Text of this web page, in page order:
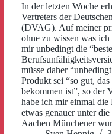
In der letzten Woche
Vertreters der
(DVAG). Auf meiner
ohne zu wissen was
mir unbedingt die “beste
müsse daher
Produkt sei “so gut,
bekommen ist”, so der
habe ich mir einmal die
etwas genauer unter
Aachen Münchener